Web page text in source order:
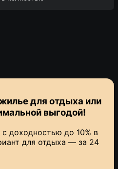
для отдыха или
выгодой!
доходностью до 10% в
для отдыха — за 24